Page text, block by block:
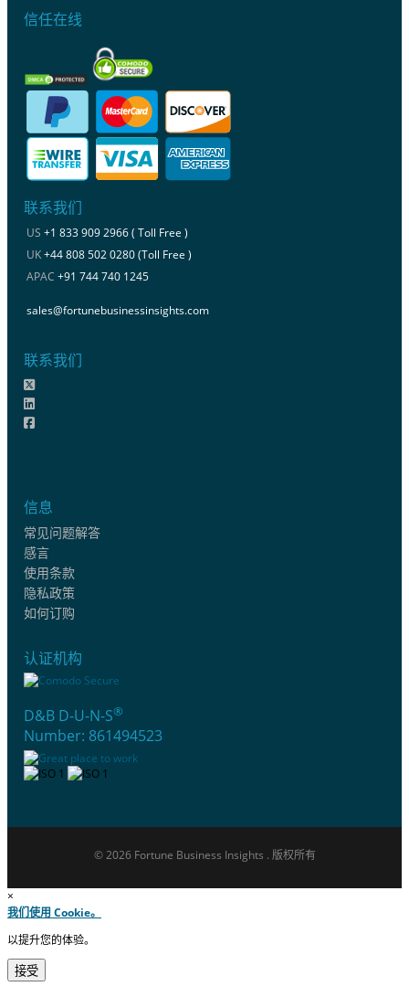
信任在线
联系我们
US +1 833 909 2966 ( Toll Free )
UK+44 808 502 0280 (Toll Free )
APAC +91 744 740 1245
sales@fortunebusinessinsights.com
联系我们
信息
常见问题解答
感言
使用条款
隐私政策
如何订购
认证机构
D&B D-U-N-S®
Number: 861494523
© 2026 Fortune Business Insights . 版权所有
×
我们使用 Cookie。
以提升您的体验。
接受